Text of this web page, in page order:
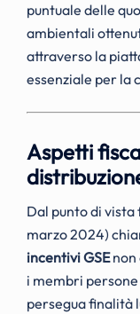
puntuale delle
ambientali
attraverso la
essenziale per la
Aspetti
Dal punto di
marzo 2024)
incentivi GSEnon
i membri persone
persegua finalità